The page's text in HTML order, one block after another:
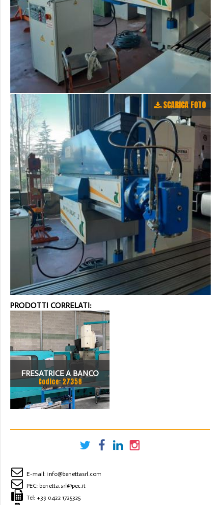
SCARICA FOTO
PRODOTTI CORRELATI:
FRESATRICE A BANCO
FISSO DEBER MOD.
DYNAMIC 2 USATA
Codice: 27358
E-mail: info@benettasrl.com
PEC: benetta.srl@pec.it
Tel: +39 0422 1725325